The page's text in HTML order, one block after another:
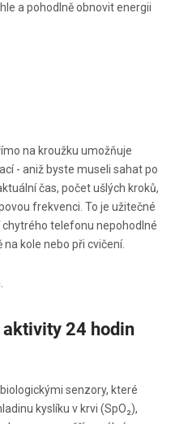
a pohodlně obnovit energii
na kroužku umožňuje
- aniž byste museli sahat po
čas, počet ušlých kroků,
frekvenci. To je užitečné
telefonu nepohodlné
kole nebo při cvičení.
24 hodin
senzory, které
kyslíku v krvi (SpO₂),